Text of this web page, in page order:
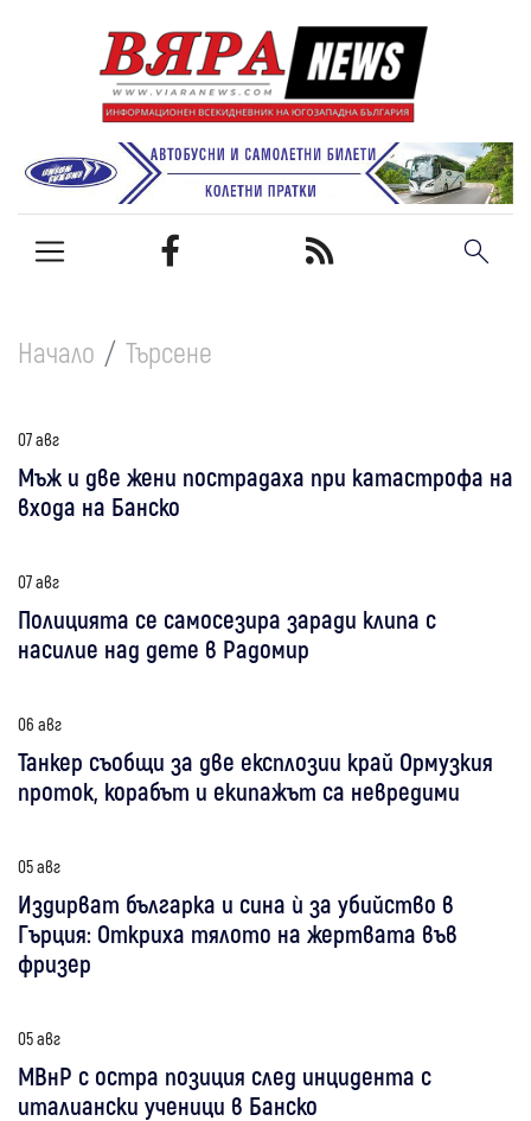
Начало Търсене
07 авг
Мъж и две жени пострадаха при катастрофа на
входа на Банско
07 авг
Полицията се самосезира заради клипа с
насилие над дете в Радомир
06 авг
Танкер съобщи за две експлозии край Ормузкия
проток, корабът и екипажът са невредими
05 авг
Издирват българка и сина ѝ за убийство в
Гърция: Откриха тялото на жертвата във
фризер
05 авг
МВнР с остра позиция след инцидента с
италиански ученици в Банско